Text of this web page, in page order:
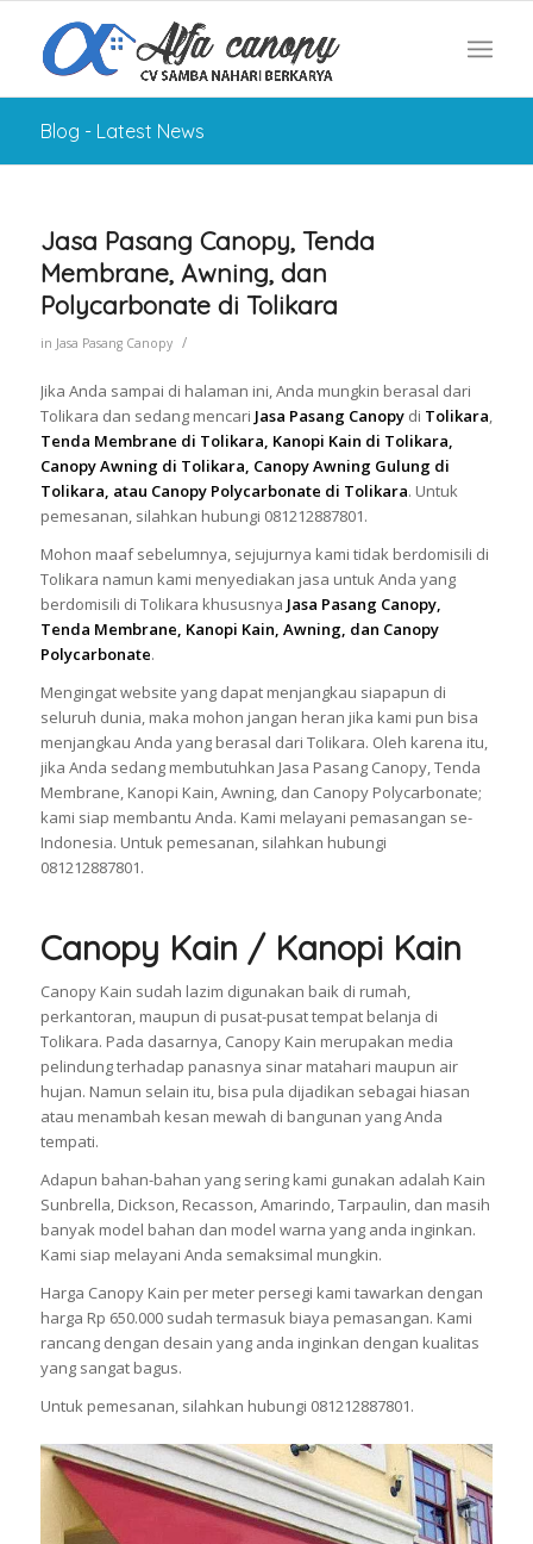
Blog - Latest News
Jasa Pasang Canopy, Tenda
Membrane, Awning, dan
Polycarbonate di Tolikara
in Jasa Pasang Canopy /
Jika Anda sampai di halaman ini, Anda mungkin berasal dari
Tolikara dan sedang mencari Jasa Pasang Canopy di Tolikara,
Tenda Membrane di Tolikara, Kanopi Kain di Tolikara,
Canopy Awning di Tolikara, Canopy Awning Gulung di
Tolikara, atau Canopy Polycarbonate di Tolikara. Untuk
pemesanan, silahkan hubungi 081212887801.
Mohon maaf sebelumnya, sejujurnya kami tidak berdomisili di
Tolikara namun kami menyediakan jasa untuk Anda yang
berdomisili di Tolikara khususnya Jasa Pasang Canopy,
Tenda Membrane, Kanopi Kain, Awning, dan Canopy
Polycarbonate.
Mengingat website yang dapat menjangkau siapapun di
seluruh dunia, maka mohon jangan heran jika kami pun bisa
menjangkau Anda yang berasal dari Tolikara. Oleh karena itu,
jika Anda sedang membutuhkan Jasa Pasang Canopy, Tenda
Membrane, Kanopi Kain, Awning, dan Canopy Polycarbonate;
kami siap membantu Anda. Kami melayani pemasangan se-
Indonesia. Untuk pemesanan, silahkan hubungi
081212887801.
Canopy Kain / Kanopi Kain
Canopy Kain sudah lazim digunakan baik di rumah,
perkantoran, maupun di pusat-pusat tempat belanja di
Tolikara. Pada dasarnya, Canopy Kain merupakan media
pelindung terhadap panasnya sinar matahari maupun air
hujan. Namun selain itu, bisa pula dijadikan sebagai hiasan
atau menambah kesan mewah di bangunan yang Anda
tempati.
Adapun bahan-bahan yang sering kami gunakan adalah Kain
Sunbrella, Dickson, Recasson, Amarindo, Tarpaulin, dan masih
banyak model bahan dan model warna yang anda inginkan.
Kami siap melayani Anda semaksimal mungkin.
Harga Canopy Kain per meter persegi kami tawarkan dengan
harga Rp 650.000 sudah termasuk biaya pemasangan. Kami
rancang dengan desain yang anda inginkan dengan kualitas
yang sangat bagus.
Untuk pemesanan, silahkan hubungi 081212887801.